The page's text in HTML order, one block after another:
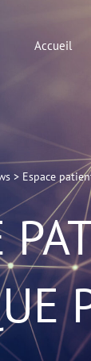
Accueil
> Espace